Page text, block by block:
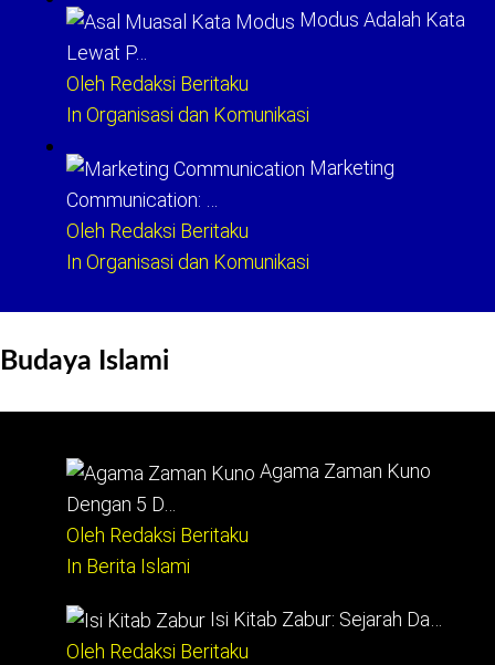
Modus Adalah Kata
Lewat P…
Oleh Redaksi Beritaku
In Organisasi dan Komunikasi
Marketing
Communication: …
Oleh Redaksi Beritaku
In Organisasi dan Komunikasi
Budaya Islami
Agama Zaman Kuno
Dengan 5 D…
Oleh Redaksi Beritaku
In Berita Islami
Isi Kitab Zabur: Sejarah Da…
Oleh Redaksi Beritaku